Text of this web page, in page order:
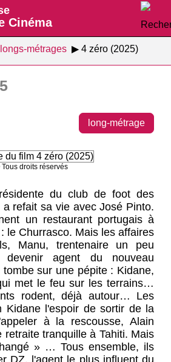
Cinéma
longs-métrages 4 zéro (2025)
long-métrage
droits réservés
du club de foot des
refait sa vie avec José Pinto.
un restaurant portugais à
le Churrasco. Mais les affaires
Manu, trentenaire un peu
agent du nouveau
sur une pépite : Kidane,
met le feu sur les terrains…
rodent, déjà autour… Les
Kidane l'espoir de sortir de la
à la rescousse, Alain
retraite tranquille à Tahiti. Mais
» … Tous ensemble, ils
DZ, l'agent le plus influent du